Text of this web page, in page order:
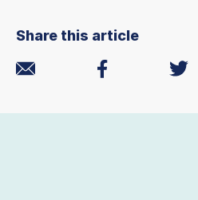
Share this article